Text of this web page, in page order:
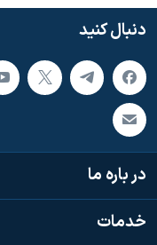
دنبال کنید
در باره ما
خدمات